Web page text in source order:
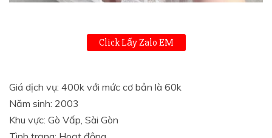
Click Lấy Zalo EM
Giá dịch vụ: 400k với mức cơ bản là 60k
Năm sinh: 2003
Khu vực: Gò Vấp, Sài Gòn